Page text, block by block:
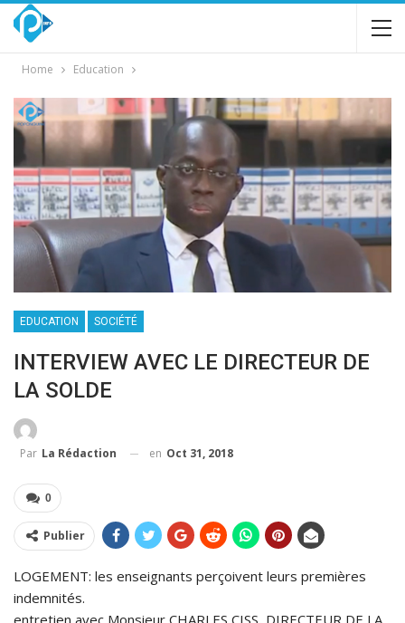
Home Education
EDUCATION SOCIÉTÉ
INTERVIEW AVEC LE DIRECTEUR DE
LA SOLDE
Par La Rédaction en Oct 31, 2018
0
Publier
LOGEMENT: les enseignants perçoivent leurs premières
indemnités.